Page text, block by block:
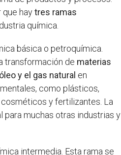
que haytres ramas
química.
básica o petroquímica.
transformación de materias
y el gas natural en
como plásticos,
y fertilizantes. La
para muchas otras industrias y
intermedia. Esta rama se